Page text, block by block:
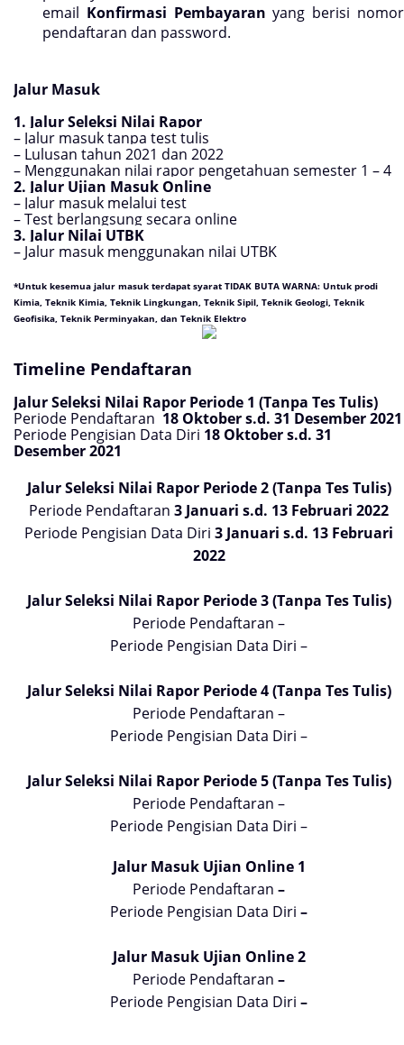
email Konfirmasi Pembayaran yang berisi nomor
pendaftaran dan password.
Jalur Masuk
1. Jalur Seleksi Nilai Rapor
– Jalur masuk tanpa test tulis
– Lulusan tahun 2021 dan 2022
– Menggunakan nilai rapor pengetahuan semester 1 – 4
2. Jalur Ujian Masuk Online
– Jalur masuk melalui test
– Test berlangsung secara online
3. Jalur Nilai UTBK
– Jalur masuk menggunakan nilai UTBK
*Untuk kesemua jalur masuk terdapat syarat TIDAK BUTA WARNA: Untuk prodi
Kimia, Teknik Kimia, Teknik Lingkungan, Teknik Sipil, Teknik Geologi, Teknik
Geofisika, Teknik Perminyakan, dan Teknik Elektro
Timeline Pendaftaran
Jalur Seleksi Nilai Rapor Periode 1 (Tanpa Tes Tulis)
Periode Pendaftaran 18 Oktober s.d. 31 Desember 2021
Periode Pengisian Data Diri 18 Oktober s.d. 31
Desember 2021
Jalur Seleksi Nilai Rapor Periode 2 (Tanpa Tes Tulis)
Periode Pendaftaran 3 Januari s.d. 13 Februari 2022
Periode Pengisian Data Diri 3 Januari s.d. 13 Februari
2022
Jalur Seleksi Nilai Rapor Periode 3 (Tanpa Tes Tulis)
Periode Pendaftaran –
Periode Pengisian Data Diri –
Jalur Seleksi Nilai Rapor Periode 4 (Tanpa Tes Tulis)
Periode Pendaftaran –
Periode Pengisian Data Diri –
Jalur Seleksi Nilai Rapor Periode 5 (Tanpa Tes Tulis)
Periode Pendaftaran –
Periode Pengisian Data Diri –
Jalur Masuk Ujian Online 1
Periode Pendaftaran –
Periode Pengisian Data Diri –
Jalur Masuk Ujian Online 2
Periode Pendaftaran –
Periode Pengisian Data Diri –